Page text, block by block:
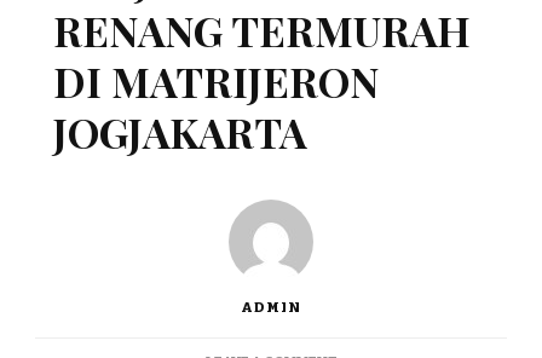
RENANG TERMURAH
DI MATRIJERON
JOGJAKARTA
ADMIN